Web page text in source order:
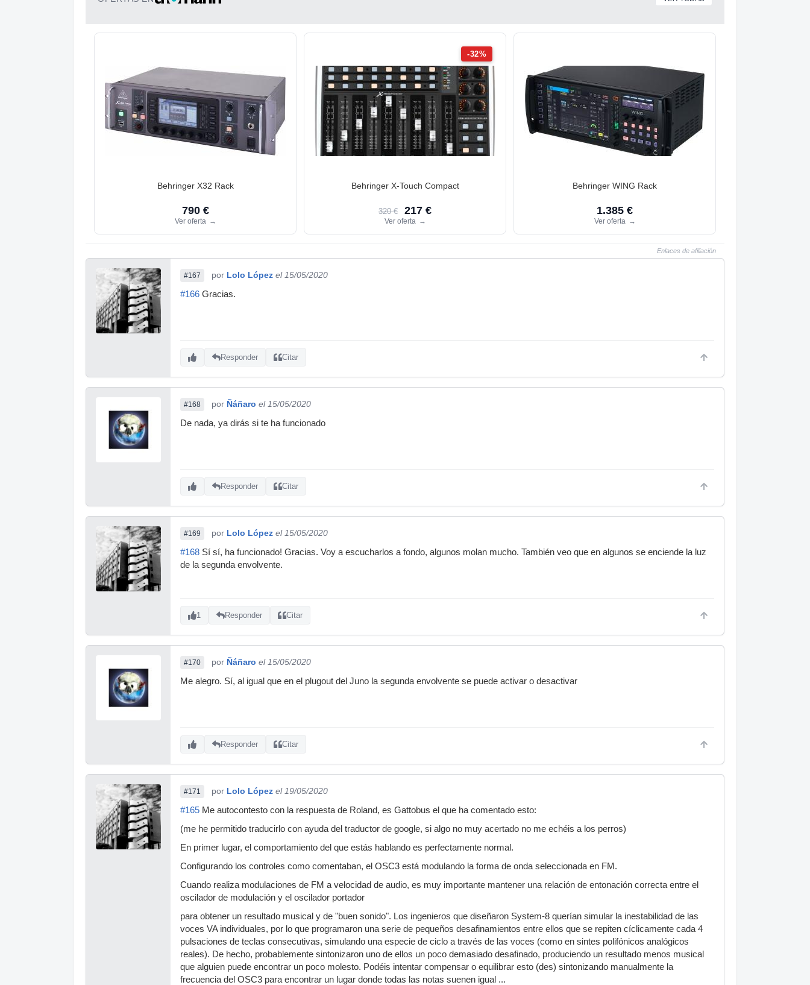
Behringer X32 Rack
790 €
Ver oferta →
-32%
Behringer X-Touch Compact
320 € 217 €
Ver oferta →
Behringer WING Rack
1.385 €
Ver oferta →
Enlaces de afiliación
#167 por Lolo López el 15/05/2020
#166 Gracias.
Responder Citar
#168 por Ñáñaro el 15/05/2020
De nada, ya dirás si te ha funcionado
Responder Citar
#169 por Lolo López el 15/05/2020
#168 Sí sí, ha funcionado! Gracias. Voy a escucharlos a fondo, algunos molan mucho. También veo que en algunos se enciende la luz
de la segunda envolvente.
1 Responder Citar
#170 por Ñáñaro el 15/05/2020
Me alegro. Sí, al igual que en el plugout del Juno la segunda envolvente se puede activar o desactivar
Responder Citar
#171 por Lolo López el 19/05/2020
#165 Me autocontesto con la respuesta de Roland, es Gattobus el que ha comentado esto:
(me he permitido traducirlo con ayuda del traductor de google, si algo no muy acertado no me echéis a los perros)
En primer lugar, el comportamiento del que estás hablando es perfectamente normal.
Configurando los controles como comentaban, el OSC3 está modulando la forma de onda seleccionada en FM.
Cuando realiza modulaciones de FM a velocidad de audio, es muy importante mantener una relación de entonación correcta entre el
oscilador de modulación y el oscilador portador
para obtener un resultado musical y de "buen sonido". Los ingenieros que diseñaron System-8 querían simular la inestabilidad de las
voces VA individuales, por lo que programaron una serie de pequeños desafinamientos entre ellos que se repiten cíclicamente cada 4
pulsaciones de teclas consecutivas, simulando una especie de ciclo a través de las voces (como en sintes polifónicos analógicos
reales). De hecho, probablemente sintonizaron uno de ellos un poco demasiado desafinado, produciendo un resultado menos musical
que alguien puede encontrar un poco molesto. Podéis intentar compensar o equilibrar esto (des) sintonizando manualmente la
frecuencia del OSC3 para encontrar un lugar donde todas las notas suenen igual ...